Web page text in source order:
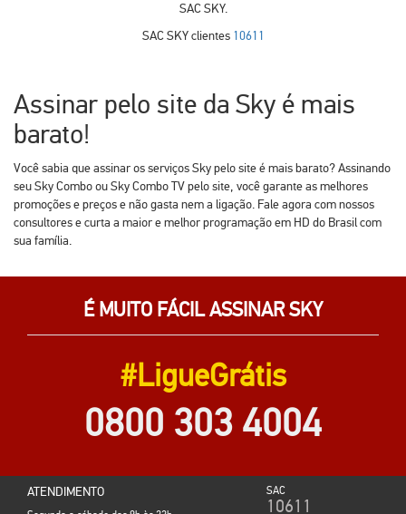
SAC SKY.
SAC SKY clientes 10611
Assinar pelo site da Sky é mais
barato!
Você sabia que assinar os serviços Sky pelo site é mais barato? Assinando
seu Sky Combo ou Sky Combo TV pelo site, você garante as melhores
promoções e preços e não gasta nem a ligação. Fale agora com nossos
consultores e curta a maior e melhor programação em HD do Brasil com
sua família.
É MUITO FÁCIL ASSINAR SKY
#LigueGrátis
0800 303 4004
ATENDIMENTO SAC
10611